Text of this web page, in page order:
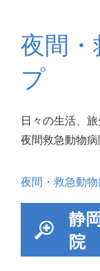
夜間・
プ
日々の生活、
夜間救急動物病
夜間・救急動
静
院